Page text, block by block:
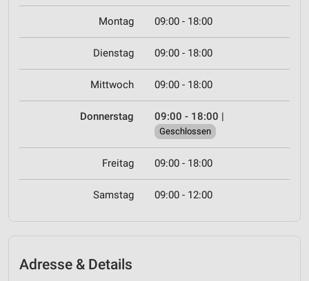
Montag 09:00 - 18:00
Dienstag 09:00 - 18:00
Mittwoch 09:00 - 18:00
Donnerstag 09:00 - 18:00 |
Geschlossen
Freitag 09:00 - 18:00
Samstag 09:00 - 12:00
Adresse & Details